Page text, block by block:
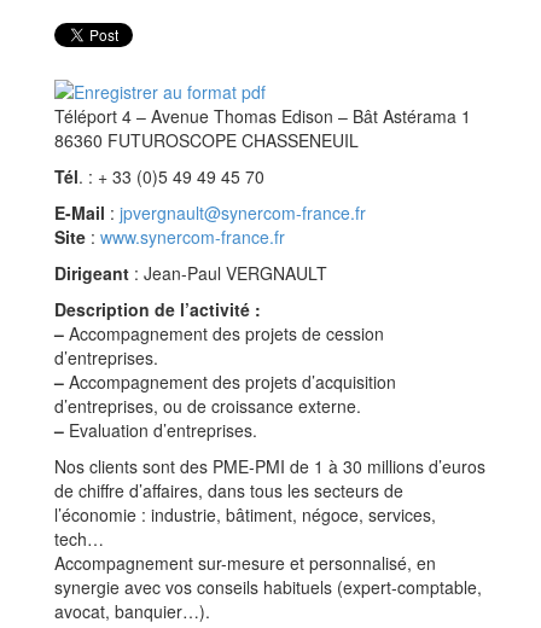
Téléport 4 – Avenue Thomas Edison – Bât Astérama 1
86360 FUTUROSCOPE CHASSENEUIL
Tél. : + 33 (0)5 49 49 45 70
E-Mail : jpvergnault@synercom-france.fr
Site : www.synercom-france.fr
Dirigeant : Jean-Paul VERGNAULT
Description de l’activité :
– Accompagnement des projets de cession
d’entreprises.
– Accompagnement des projets d’acquisition
d’entreprises, ou de croissance externe.
– Evaluation d’entreprises.
Nos clients sont des PME-PMI de 1 à 30 millions d’euros
de chiffre d’affaires, dans tous les secteurs de
l’économie : industrie, bâtiment, négoce, services,
tech…
Accompagnement sur-mesure et personnalisé, en
synergie avec vos conseils habituels (expert-comptable,
avocat, banquier…).